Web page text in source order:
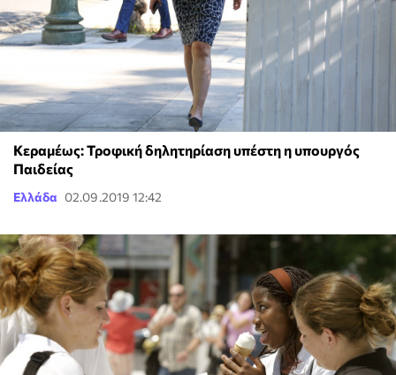
Κεραμέως: Τροφική δηλητηρίαση υπέστη η υπουργός
Παιδείας
Ελλάδα 02.09.2019 12:42